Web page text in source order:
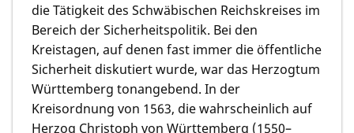
die Tätigkeit des Schwäbischen Reichskreises im
Bereich der Sicherheitspolitik. Bei den
Kreistagen, auf denen fast immer die öffentliche
Sicherheit diskutiert wurde, war das Herzogtum
Württemberg tonangebend. In der
Kreisordnung von 1563, die wahrscheinlich auf
Herzog Christoph von Württemberg (1550–